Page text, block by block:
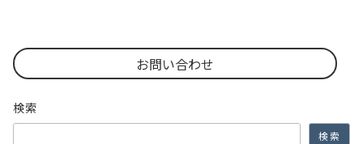
お問い合わせ
検索
検索